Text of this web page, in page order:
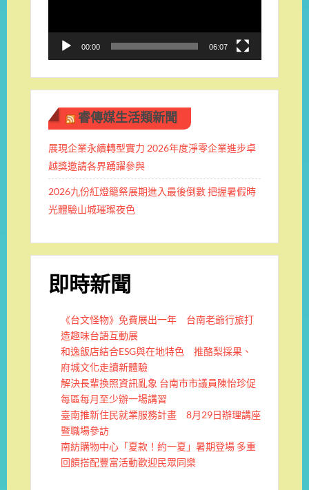
00:00 06:07
睿傳媒生活類新聞
展現企業永續轉型實力 2026年度淨零企業進步卓
越獎邀請各界踴躍參與
2026九份紅燈籠祭展期進入最後倒數 把握暑假時
光體驗山城璀璨夜色
即時新聞
《台文怪物》免費展出一年 台南老爺行旅打
造趣味台語互動展
和逸飯店結合ESG與在地特色 推酪梨採果、
府城文化走讀新體驗
解決長輩換照資訊亂象 台南市市議員陳怡珍促
每區每月至少辦一場講習
臺南推新住民就業服務計畫 8月29日辦理講座
暨職場參訪
南紡購物中心「夏款！約一夏」暑期登場 多重
回饋搭配豐富活動歡迎民眾同樂